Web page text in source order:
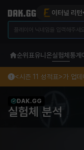
이터널 리턴
순위표유니온실험체 통계
<시즌 11 성적표>가 업
DAK.GG
실험체 분석